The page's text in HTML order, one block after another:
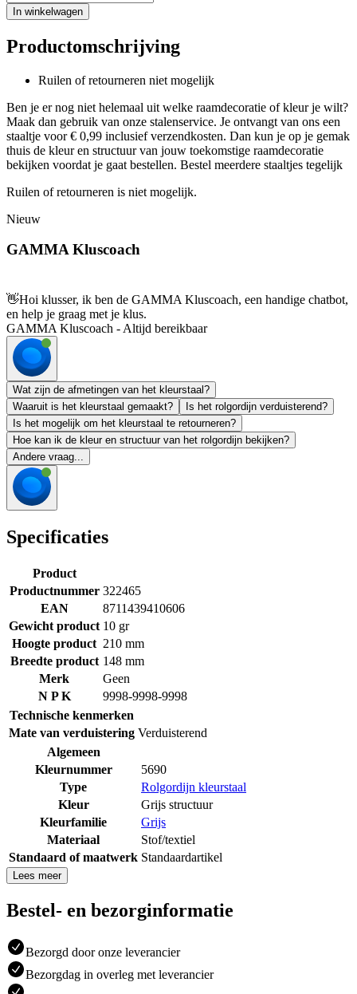
In winkelwagen
Productomschrijving
Ruilen of retourneren niet mogelijk
Ben je er nog niet helemaal uit welke raamdecoratie of kleur je wilt?
Maak dan gebruik van onze stalenservice. Je ontvangt van ons een
staaltje voor € 0,99 inclusief verzendkosten. Dan kun je op je gemak
thuis de kleur en structuur van jouw toekomstige raamdecoratie
bekijken voordat je gaat bestellen. Bestel meerdere staaltjes tegelijk
Ruilen of retourneren is niet mogelijk.
Nieuw
GAMMA Kluscoach
👋Hoi klusser, ik ben de GAMMA Kluscoach, een handige chatbot,
en help je graag met je klus.
GAMMA Kluscoach - Altijd bereikbaar
Wat zijn de afmetingen van het kleurstaal?
Waaruit is het kleurstaal gemaakt?
Is het rolgordijn verduisterend?
Is het mogelijk om het kleurstaal te retourneren?
Hoe kan ik de kleur en structuur van het rolgordijn bekijken?
Andere vraag...
Specificaties
Product
Productnummer 322465
EAN
8711439410606
Gewicht product 10 gr
Hoogte product 210 mm
Breedte product 148 mm
Merk
Geen
N P K
9998-9998-9998
Technische kenmerken
Mate van verduistering Verduisterend
Algemeen
Kleurnummer
5690
Type
Rolgordijn kleurstaal
Kleur
Grijs structuur
Kleurfamilie
Grijs
Materiaal
Stof/textiel
Standaard of maatwerk Standaardartikel
Lees meer
Bestel- en bezorginformatie
Bezorgd door onze leverancier
Bezorgdag in overleg met leverancier